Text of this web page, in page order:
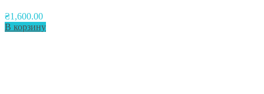
₴1,600.00
В корзину